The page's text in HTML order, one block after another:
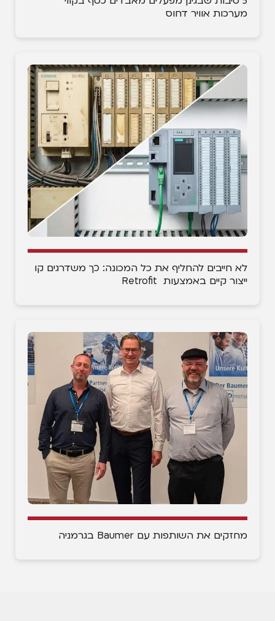
מערכות אוויר דחוס
לא חייבים להחליף את כל המכונה: כך משדרגים קו
ייצור קיים באמצעות Retrofit
מחזקים את השותפות עם Baumer בגרמניה